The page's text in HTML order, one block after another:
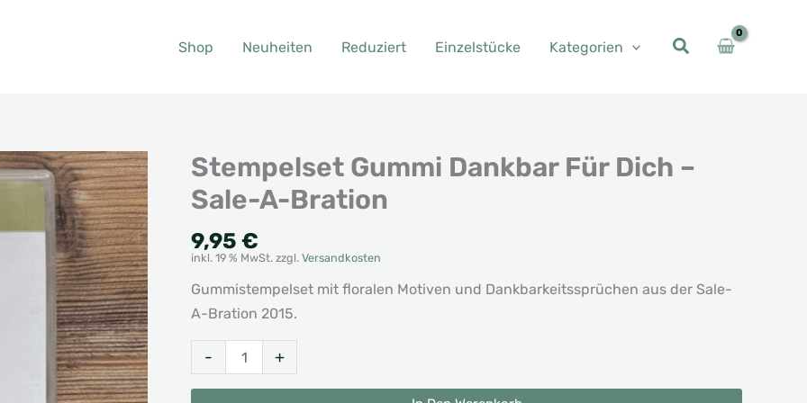
Shop Neuheiten Reduziert Einzelstücke Kategorien
Stempelset Gummi Dankbar Für Dich –
Sale-A-Bration
9,95 €
inkl. 19 % MwSt. zzgl. Versandkosten
Gummistempelset mit floralen Motiven und Dankbarkeitssprüchen aus der Sale-
A-Bration 2015.
-
Stempelset
Gummi
+